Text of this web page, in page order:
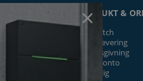
PRODUKT &
Prismatch
Fragt/levering
Tilbudsgivning
Firmakonto
Offentlig